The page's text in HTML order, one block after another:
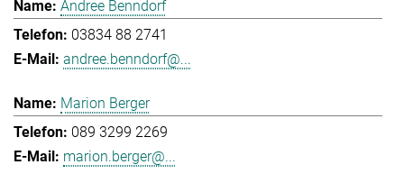
Andree Benndorf
03834 88 2741
andree.benndorf@...
Marion Berger
089 3299 2269
marion.berger@...